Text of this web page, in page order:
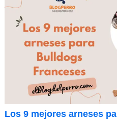
Los 9 mejores arneses